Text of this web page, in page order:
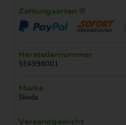
Zahlungsarten
Herstellernummer
5E4998001
Marke
Skoda
Versandgewicht